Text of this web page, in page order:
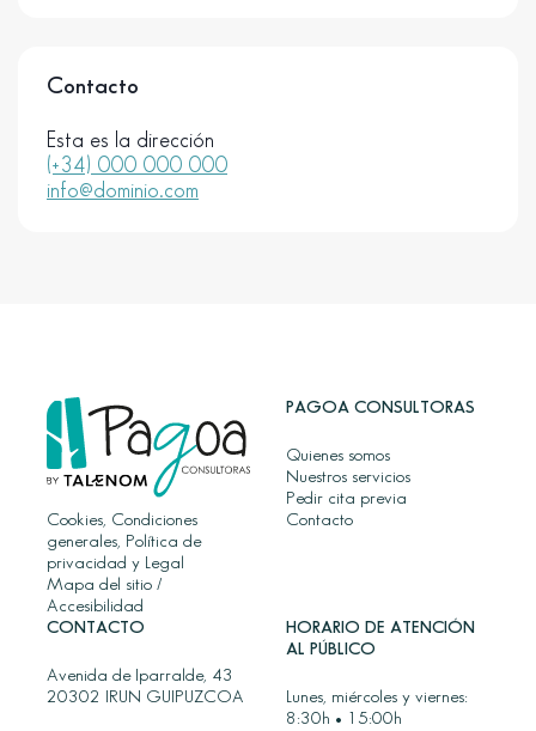
Contacto
Esta es la dirección
(+34) 000 000 000
info@dominio.com
Cookies, Condiciones
generales, Política de
privacidad y Legal
Mapa del sitio /
Accesibilidad
PAGOA CONSULTORAS
Quienes somos
Nuestros servicios
Pedir cita previa
Contacto
CONTACTO
Avenida de Iparralde, 43
20302 IRUN GUIPUZCOA
HORARIO DE ATENCIÓN
AL PÚBLICO
Lunes, miércoles y viernes:
8:30h • 15:00h